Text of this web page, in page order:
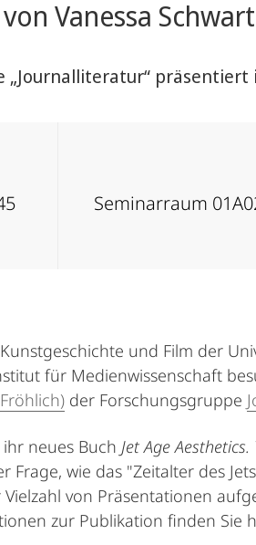
Vanessa
präsentiert
Seminarraum
und Film der
für Medienwissenschaft
der Forschungsgruppe
neues Buch Jet Age
Frage, wie das "Zeitalter des
von Präsentationen
zur Publikation finden Sie